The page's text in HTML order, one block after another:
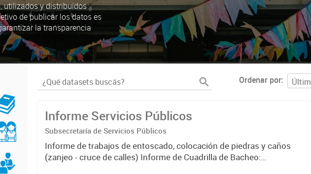
utilizados y distribuidos
de publicar los datos es
la transparencia
Ordenar por
Informe Servicios Públicos
Subsecretaría de Servicios Públicos
Informe de trabajos de entoscado, colocación de piedras y caños
(zanjeo - cruce de calles) Informe de Cuadrilla de Bacheo: